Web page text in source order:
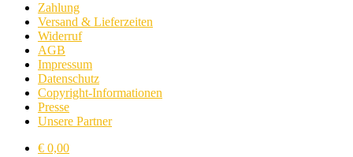
Zahlung
Versand & Lieferzeiten
Widerruf
AGB
Impressum
Datenschutz
Copyright-Informationen
Presse
Unsere Partner
€ 0,00